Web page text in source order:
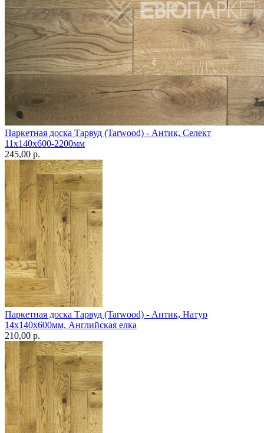
Паркетная доска Тарвуд (Tarwood) - Антик, Селект
11х140х600-2200мм
245,00 p.
Паркетная доска Тарвуд (Tarwood) - Антик, Натур
14х140х600мм, Английская елка
210,00 p.